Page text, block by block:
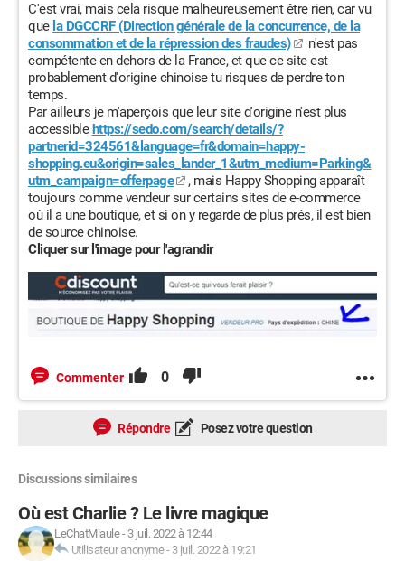
C'est vrai, mais cela risque malheureusement être rien, car vu
que la DGCCRF (Direction générale de la concurrence, de la
consommation et de la répression des fraudes)
n'est pas
compétente en dehors de la France, et que ce site est
probablement d'origine chinoise tu risques de perdre ton
temps.
Par ailleurs je m'aperçois que leur site d'origine n'est plus
accessiblehttps://sedo.com/search/details/?
partnerid=324561&language=fr&domain=happy-
shopping.eu&origin=sales_lander_1&utm_medium=Parking&
utm_campaign=offerpage
, mais Happy Shopping apparaît
toujours comme vendeur sur certains sites de e-commerce
où il a une boutique, et si on y regarde de plus prés, il est bien
de source chinoise.
Cliquer sur l'image pour l'agrandir
Commenter 0
Répondre Posez votre question
Discussions similaires
Où est Charlie ? Le livre magique
LeChatMiaule- 3 juil. 2022 à 12:44
Utilisateur anonyme- 3 juil. 2022 à 19:21